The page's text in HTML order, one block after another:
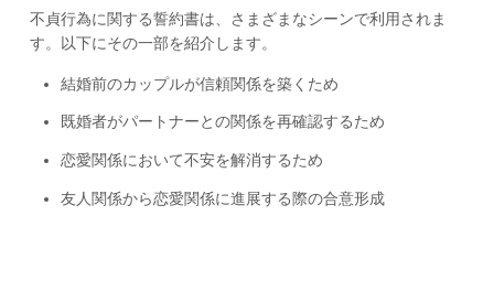
不貞行為に関する誓約書は、さまざまなシーンで利用されま
す。以下にその一部を紹介します。
結婚前のカップルが信頼関係を築くため
既婚者がパートナーとの関係を再確認するため
恋愛関係において不安を解消するため
友人関係から恋愛関係に進展する際の合意形成